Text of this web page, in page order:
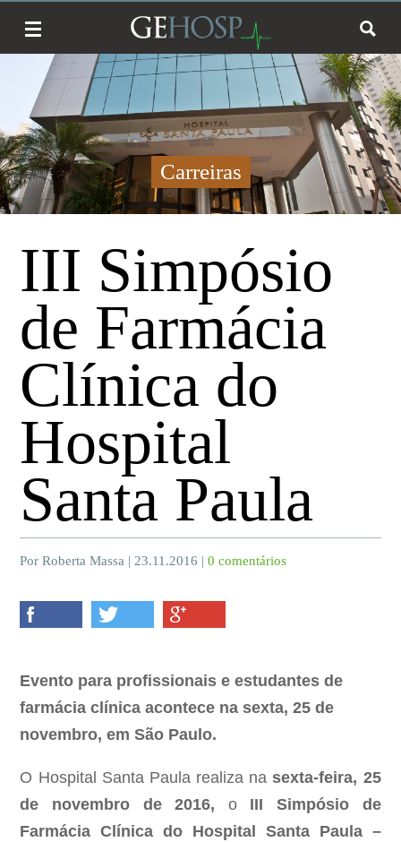
Carreiras
III Simpósio
de Farmácia
Clínica do
Hospital
Santa Paula
Por Roberta Massa | 23.11.2016 |0 comentários
Evento para profissionais e estudantes de
farmácia clínica acontece na sexta, 25 de
novembro, em São Paulo.
O Hospital Santa Paula realiza na sexta-feira, 25
de novembro de 2016, o III Simpósio de
Farmácia Clínica do Hospital Santa Paula –